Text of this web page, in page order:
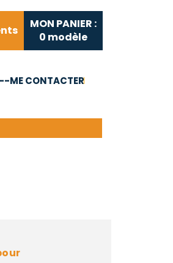
MON PANIER :
0 modèle
ME CONTACTER